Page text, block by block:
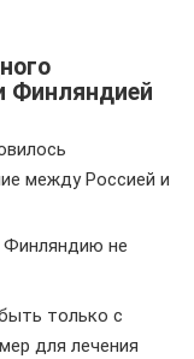
Финляндией
между Россией и
Финляндию не
только с
для лечения